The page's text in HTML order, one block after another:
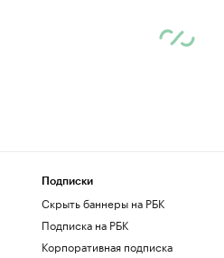
Подписки
Скрыть баннеры на РБК
Подписка на РБК
Корпоративная подписка